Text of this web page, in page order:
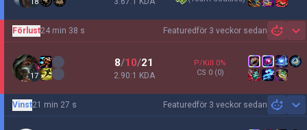
Featuredför 3 veckor sedan
Förlust24 min 38 s
17
8/10/21
2.90:1 KDA
P/Kill 0%
CS 0 (0)
Featuredför 3 veckor sedan
Vinst21 min 27 s